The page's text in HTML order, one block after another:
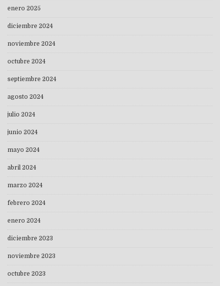
enero 2025
diciembre 2024
noviembre 2024
octubre 2024
septiembre 2024
agosto 2024
julio 2024
junio 2024
mayo 2024
abril 2024
marzo 2024
febrero 2024
enero 2024
diciembre 2023
noviembre 2023
octubre 2023